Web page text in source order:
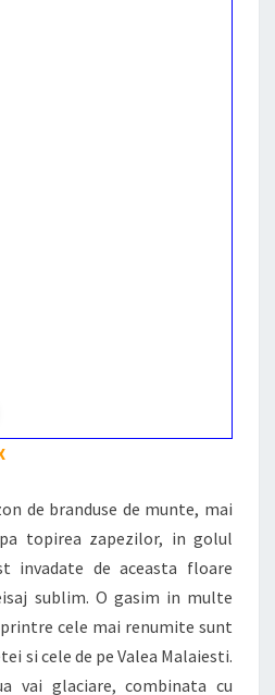
de branduse de munte, mai
topirea zapezilor, in golul
invadate de aceasta floare
sublim. O gasim in multe
cele mai renumite sunt
si cele de pe Valea Malaiesti.
vai glaciare, combinata cu